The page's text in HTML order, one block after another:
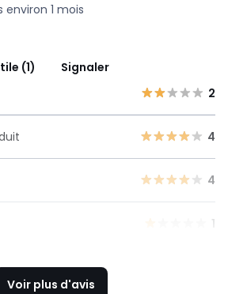
1 mois
(1)
Signaler
2
4
4
1
Voir plus d'avis